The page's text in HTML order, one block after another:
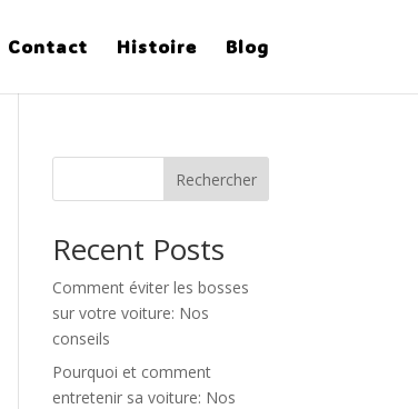
Contact Histoire Blog
Rechercher
Recent Posts
Comment éviter les bosses
sur votre voiture: Nos
conseils
Pourquoi et comment
entretenir sa voiture: Nos